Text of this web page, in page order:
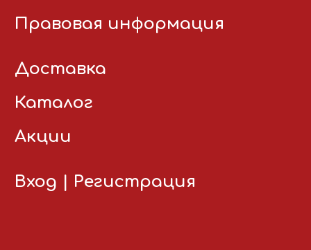
Правовая информация
Доставка
Каталог
Акции
Вход Регистрация